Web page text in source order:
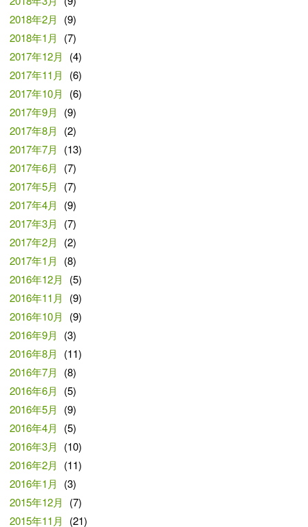
2018年2月
(9)
2018年1月
(7)
2017年12月
(4)
2017年11月
(6)
2017年10月
(6)
2017年9月
(9)
2017年8月
(2)
2017年7月
(13)
2017年6月
(7)
2017年5月
(7)
2017年4月
(9)
2017年3月
(7)
2017年2月
(2)
2017年1月
(8)
2016年12月
(5)
2016年11月
(9)
2016年10月
(9)
2016年9月
(3)
2016年8月
(11)
2016年7月
(8)
2016年6月
(5)
2016年5月
(9)
2016年4月
(5)
2016年3月
(10)
2016年2月
(11)
2016年1月
(3)
2015年12月
(7)
2015年11月
(21)